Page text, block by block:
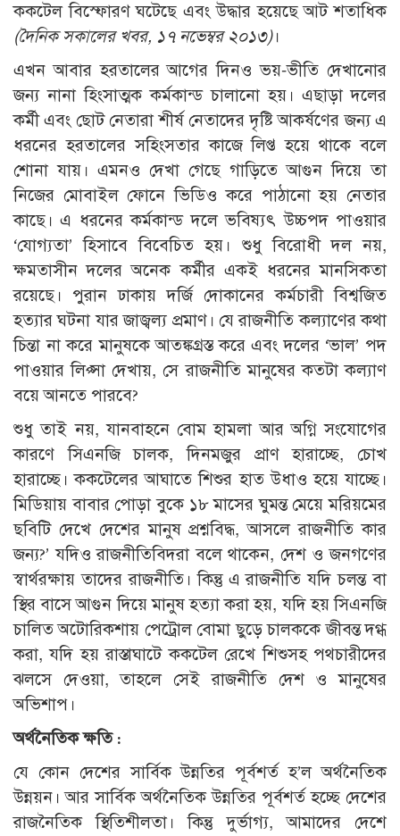
ককটেল বিস্ফোরণ ঘটেছে এবং উদ্ধার হয়েছে আট শতাধিক
(দৈনিক সকালের খবর, ১৭ নভেম্বর ২০১৩)।
এখন আবার হরতালের আগের দিনও ভয়-ভীতি দেখানোর
জন্য নানা হিংসাত্মক কর্মকান্ড চালানো হয়। এছাড়া দলের
কর্মী এবং ছোট নেতারা শীর্ষ নেতাদের দৃষ্টি আকর্ষণের জন্য এ
ধরনের হরতালের সহিংসতার কাজে লিপ্ত হয়ে থাকে বলে
শোনা যায়। এমনও দেখা গেছে গাড়িতে আগুন দিয়ে তা
নিজের মোবাইল ফোনে ভিডিও করে পাঠানো হয় নেতার
কাছে। এ ধরনের কর্মকান্ড দলে ভবিষ্যৎ উচ্চপদ পাওয়ার
‘যোগ্যতা’ হিসাবে বিবেচিত হয়। শুধু বিরোধী দল নয়,
ক্ষমতাসীন দলের অনেক কর্মীর একই ধরনের মানসিকতা
রয়েছে। পুরান ঢাকায় দর্জি দোকানের কর্মচারী বিশ্বজিত
হত্যার ঘটনা যার জাজ্বল্য প্রমাণ। যে রাজনীতি কল্যাণের কথা
চিন্তা না করে মানুষকে আতঙ্কগ্রস্ত করে এবং দলের ‘ভাল’ পদ
পাওয়ার লিপ্সা দেখায়, সে রাজনীতি মানুষের কতটা কল্যাণ
বয়ে আনতে পারবে?
শুধু তাই নয়, যানবাহনে বোম হামলা আর অগ্নি সংযোগের
কারণে সিএনজি চালক, দিনমজুর প্রাণ হারাচ্ছে, চোখ
হারাচ্ছে। ককটেলের আঘাতে শিশুর হাত উধাও হয়ে যাচ্ছে।
মিডিয়ায় বাবার পোড়া বুকে ১৮ মাসের ঘুমন্ত মেয়ে মরিয়মের
ছবিটি দেখে দেশের মানুষ প্রশ্নবিদ্ধ, আসলে রাজনীতি কার
জন্য?’ যদিও রাজনীতিবিদরা বলে থাকেন, দেশ ও জনগণের
স্বার্থরক্ষায় তাদের রাজনীতি। কিন্তু এ রাজনীতি যদি চলন্ত বা
স্থির বাসে আগুন দিয়ে মানুষ হত্যা করা হয়, যদি হয় সিএনজি
চালিত অটোরিকশায় পেট্রোল বোমা ছুড়ে চালককে জীবন্ত দগ্ধ
করা, যদি হয় রাস্তাঘাটে ককটেল রেখে শিশুসহ পথচারীদের
ঝলসে দেওয়া, তাহলে সেই রাজনীতি দেশ ও মানুষের
অভিশাপ।
অর্থনৈতিক ক্ষতি :
যে কোন দেশের সার্বিক উন্নতির পূর্বশর্ত হ’ল অর্থনৈতিক
উন্নয়ন। আর সার্বিক অর্থনৈতিক উন্নতির পূর্বশর্ত হচ্ছে দেশের
রাজনৈতিক স্থিতিশীলতা। কিন্তু দুর্ভাগ্য, আমাদের দেশে